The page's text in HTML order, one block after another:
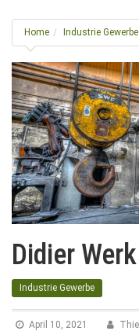
l
e
n
a
v
i
g
a
t
i
o
n
Home Industrie Gewerbe
Didier Werk
Industrie Gewerbe
April 10, 2021